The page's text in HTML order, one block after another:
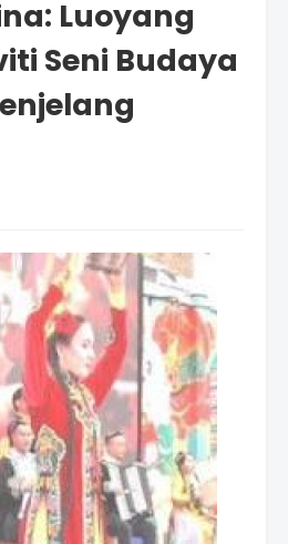
Luoyang
Seni Budaya